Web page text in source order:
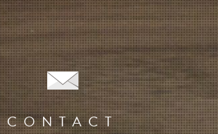
CONTACT